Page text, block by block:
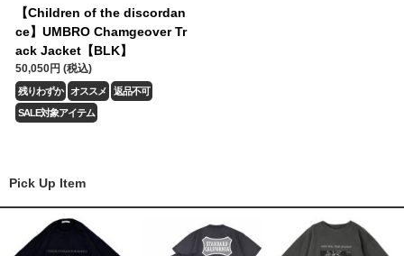
【Children of the discordan
ce】UMBRO Chamgeover Tr
ack Jacket【BLK】
50,050円 (税込)
残りわずか オススメ
返品不可
SALE対象アイテム
Pick Up Item